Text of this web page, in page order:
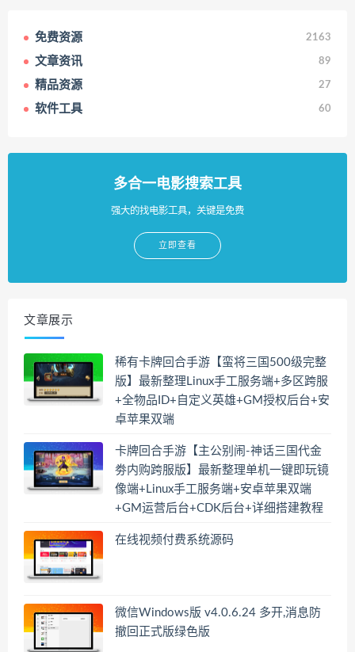
免费资源 2163
文章资讯 89
精品资源 27
软件工具 60
多合一电影搜索工具
强大的找电影工具，关键是免费
立即查看
文章展示
稀有卡牌回合手游【蛮将三国500级完整
版】最新整理Linux手工服务端+多区跨服
+全物品ID+自定义英雄+GM授权后台+安
卓苹果双端
卡牌回合手游【主公别闹-神话三国代金
劵内购跨服版】最新整理单机一键即玩镜
像端+Linux手工服务端+安卓苹果双端
+GM运营后台+CDK后台+详细搭建教程
在线视频付费系统源码
微信Windows版 v4.0.6.24 多开,消息防
撤回正式版绿色版